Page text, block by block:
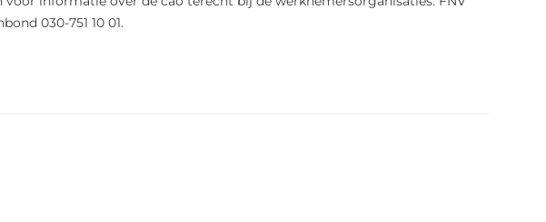
030-751 10 01.